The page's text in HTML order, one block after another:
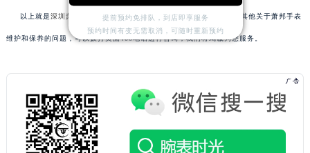
以上就是深圳萧邦售后服务中心为您分享的精彩内容。如果您还有其他关于萧邦手表
维护和保养的问题，可以拨打页面400电话进行咨询，我们将竭诚为您服务。
提前预约免排队，到店即享服务
预约时间有变无需取消，可随时重新预约